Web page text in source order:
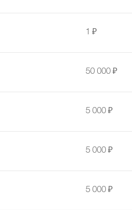
1 ₽
50 000 ₽
5 000 ₽
5 000 ₽
5 000 ₽